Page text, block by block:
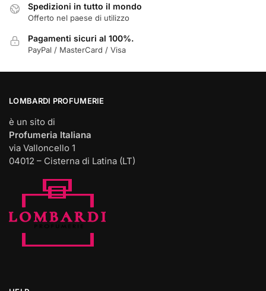
Spedizioni in tutto il mondo
Offerto nel paese di utilizzo
Pagamenti sicuri al 100%.
PayPal / MasterCard / Visa
LOMBARDI PROFUMERIE
è un sito di
Profumeria Italiana
via Valloncello 1
04012 – Cisterna di Latina (LT)